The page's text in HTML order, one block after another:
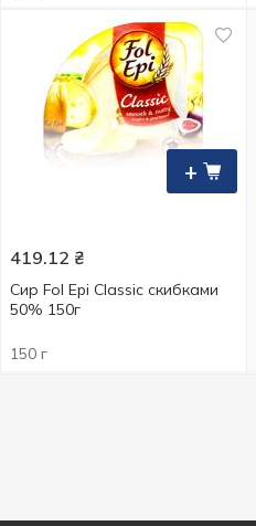
+
419.12 ₴
Сир Fol Epi Classic скибками
50% 150г
150 г